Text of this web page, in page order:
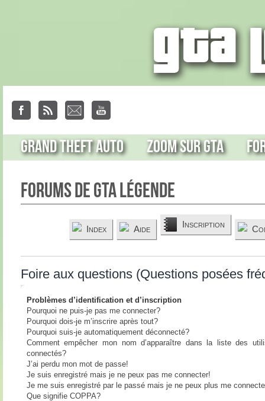
Grand Theft Auto Zoom sur GTA
Forums de GTA Légende
Index Aide Inscription
Foire aux questions (Questions posées
Problèmes d’identification et d’inscription
Pourquoi ne puis-je pas me connecter?
Pourquoi dois-je m’inscrire après tout?
Pourquoi suis-je automatiquement déconnecté?
Comment empêcher mon nom d’apparaître dans la liste des
connectés?
J’ai perdu mon mot de passe!
Je suis enregistré mais je ne peux pas me connecter!
Je me suis enregistré par le passé mais je ne peux plus me
Que signifie COPPA?